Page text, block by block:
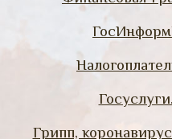
Грипп,